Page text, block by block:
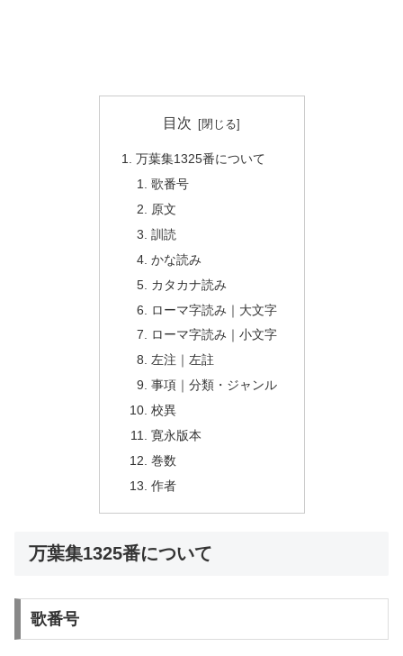
目次
万葉集1325番について
歌番号
原文
訓読
かな読み
カタカナ読み
ローマ字読み｜大文字
ローマ字読み｜小文字
左注｜左註
事項｜分類・ジャンル
校異
寛永版本
巻数
作者
万葉集1325番について
歌番号